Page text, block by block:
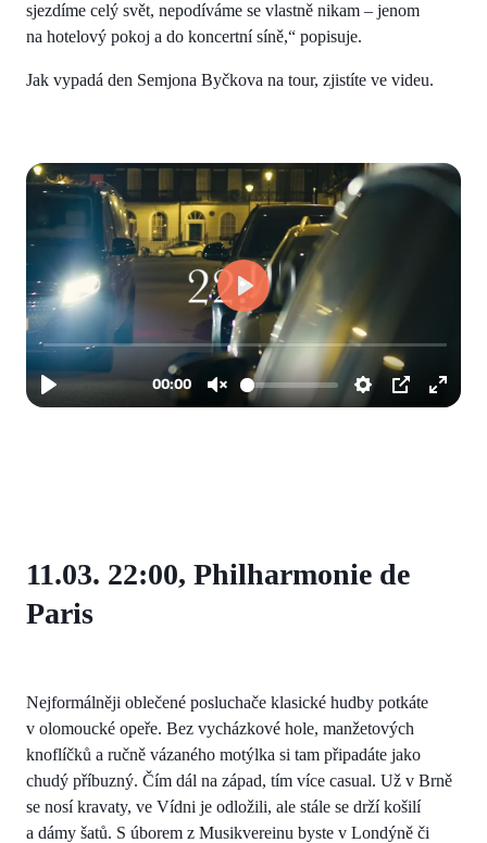
sjezdíme celý svět, nepodíváme se vlastně nikam – jenom
na hotelový pokoj a do koncertní síně,“ popisuje.
Jak vypadá den Semjona Byčkova na tour, zjistíte ve videu.
11.03. 22:00, Philharmonie de
Paris
Nejformálněji oblečené posluchače klasické hudby potkáte
v olomoucké opeře. Bez vycházkové hole, manžetových
knoflíčků a ručně vázaného motýlka si tam připadáte jako
chudý příbuzný. Čím dál na západ, tím více casual. Už v Brně
se nosí kravaty, ve Vídni je odložili, ale stále se drží košilí
a dámy šatů. S úborem z Musikvereinu byste v Londýně či